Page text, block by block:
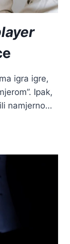
igra igre,
Ipak,
namjerno…